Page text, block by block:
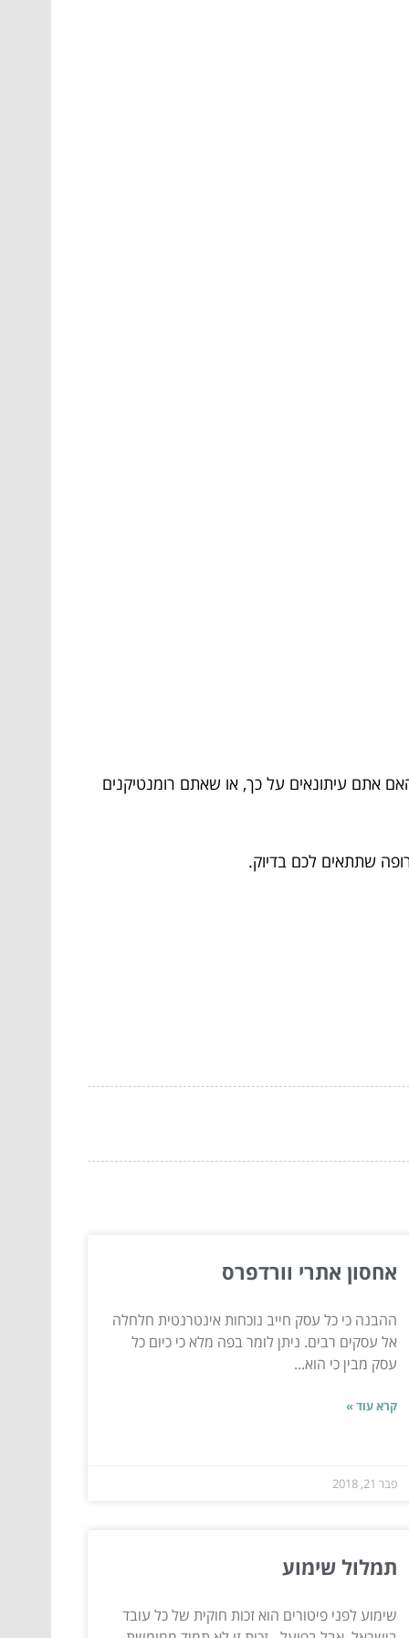
אתם עיתונאים על כך, או שאתם רומנטיקנים
שתתאים לכם בדיוק.
אחסון אתרי וורדפרס
ההבנה כי כל עסק חייב נוכחות אינטרנטית חלחלה
אל עסקים רבים. ניתן לומר בפה מלא כי כיום כל
עסק מבין כי הוא...
קרא עוד »
פבר 21, 2018
תמלול שימוע
שימוע לפני פיטורים הוא זכות חוקית של כל עובד